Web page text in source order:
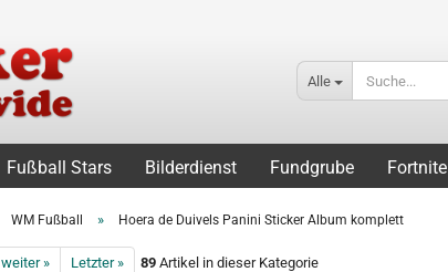
Alle
Fußball Stars Bilderdienst Fundgrube Fortnite
WM Fußball » Hoera de Duivels Panini Sticker Album komplett
weiter » Letzter » 89 Artikel in dieser Kategorie